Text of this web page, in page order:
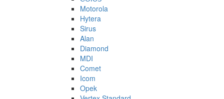
Motorola
Hytera
Sirus
Alan
Diamond
MDI
Comet
Icom
Opek